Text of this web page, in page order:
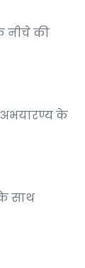
नीचे की
अभयारण्य के
साथ